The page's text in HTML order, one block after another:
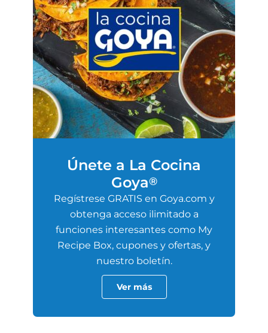
Únete a La Cocina
Goya®
Regístrese GRATIS en Goya.com y
obtenga acceso ilimitado a
funciones interesantes como My
Recipe Box, cupones y ofertas, y
nuestro boletín.
Ver más